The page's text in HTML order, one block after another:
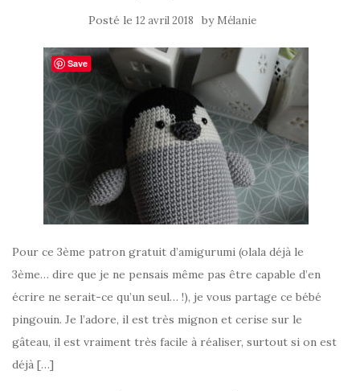
Posté le 12 avril 2018 by Mélanie
Pour ce 3ème patron gratuit d’amigurumi (olala déjà le
3ème… dire que je ne pensais même pas être capable d’en
écrire ne serait-ce qu’un seul… !), je vous partage ce bébé
pingouin. Je l’adore, il est très mignon et cerise sur le
gâteau, il est vraiment très facile à réaliser, surtout si on est
déjà […]
Save